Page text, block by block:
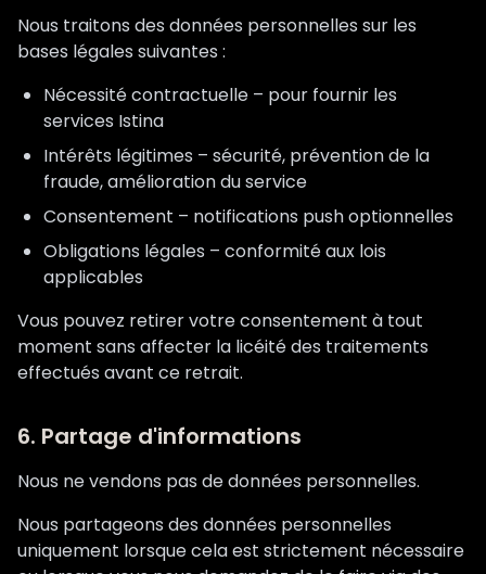
Nous traitons des données personnelles sur les
bases légales suivantes :
Nécessité contractuelle – pour fournir les
services Istina
Intérêts légitimes – sécurité, prévention de la
fraude, amélioration du service
Consentement – notifications push optionnelles
Obligations légales – conformité aux lois
applicables
Vous pouvez retirer votre consentement à tout
moment sans affecter la licéité des traitements
effectués avant ce retrait.
6. Partage d'informations
Nous ne vendons pas de données personnelles.
Nous partageons des données personnelles
uniquement lorsque cela est strictement nécessaire